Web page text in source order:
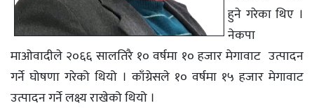
हुने गरेका थिए ।
नेकपा
माओवादीले २०६६ सालतिरै १० वर्षमा १० हजार मेगावाट उत्पादन
गर्ने घोषणा गरेको थियो । काँग्रेसले १० वर्षमा १५ हजार मेगावाट
उत्पादन गर्ने लक्ष्य राखेको थियो ।